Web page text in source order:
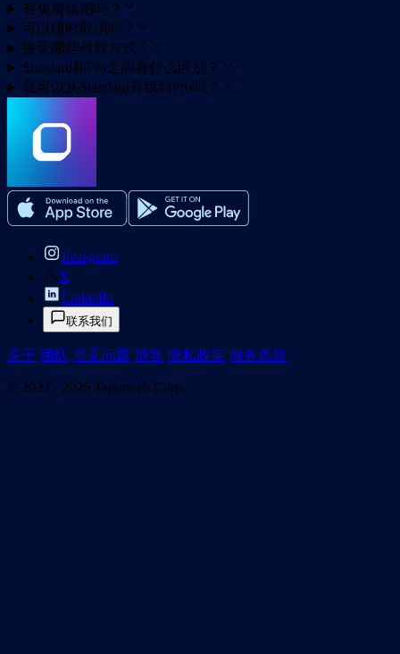
有免费试用吗？
可以随时取消吗？
接受哪些付款方式？
Standard和Pro之间有什么区别？
我可以从Standard升级到Pro吗？
Instagram
X
LinkedIn
联系我们
关于· 团队 ·常见问题·博客· 隐私政策· 服务条款
© 2023 - 2026 Taptoweb Corp.